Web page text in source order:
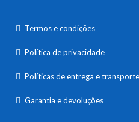
Termos e condições
Política de privacidade
Políticas de entrega e transporte
Garantia e devoluções